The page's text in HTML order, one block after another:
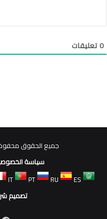
0تعليقات
جميع الحقوق محفوظة
سياسة
IT PT RU
ES
تصميم